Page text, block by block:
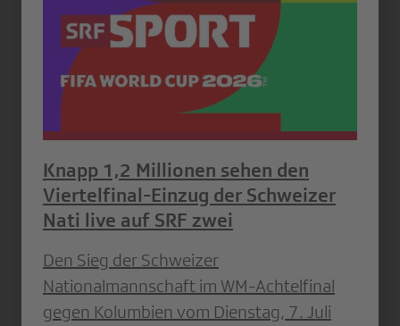
Knapp 1,2 Millionen sehen den
Viertelfinal-Einzug der Schweizer
Nati live auf SRF zwei
Den Sieg der Schweizer
Nationalmannschaft im WM-Achtelfinal
gegen Kolumbien vom Dienstag, 7. Juli